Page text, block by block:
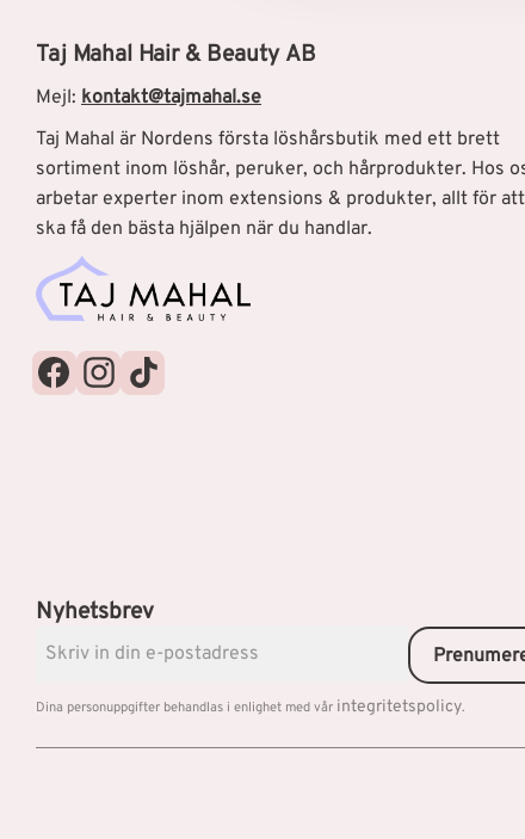
Taj Mahal Hair & Beauty AB
Mejl: kontakt@tajmahal.se
Taj Mahal är Nordens första löshårsbutik med ett brett
sortiment inom löshår, peruker, och hårprodukter. Hos
arbetar experter inom extensions & produkter, allt för
ska få den bästa hjälpen när du handlar.
Nyhetsbrev
Dina personuppgifter behandlas i enlighet med vår integritetspolicy.